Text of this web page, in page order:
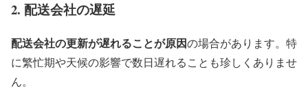
2. 配送会社の遅延
配送会社の更新が遅れることが原因の場合があります。特
に繁忙期や天候の影響で数日遅れることも珍しくありませ
ん。